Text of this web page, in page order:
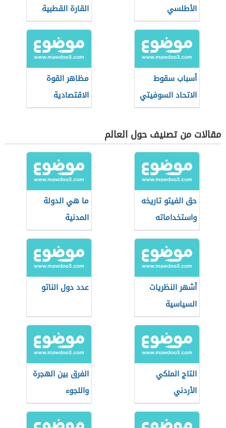
الأطلسي
القارة القطبية
الجنوبية
أسباب سقوط
الاتحاد السوفيتي
مظاهر القوة
الاقتصادية
للولايات المتحدة
مقالات من تصنيف حول العالم
حق الفيتو تاريخه
واستخداماته
ما هي الدولة
المدنية
أشهر النظريات
السياسية
عدد دول الناتو
التاج الملكي
الأردني
الفرق بين الهجرة
واللجوء